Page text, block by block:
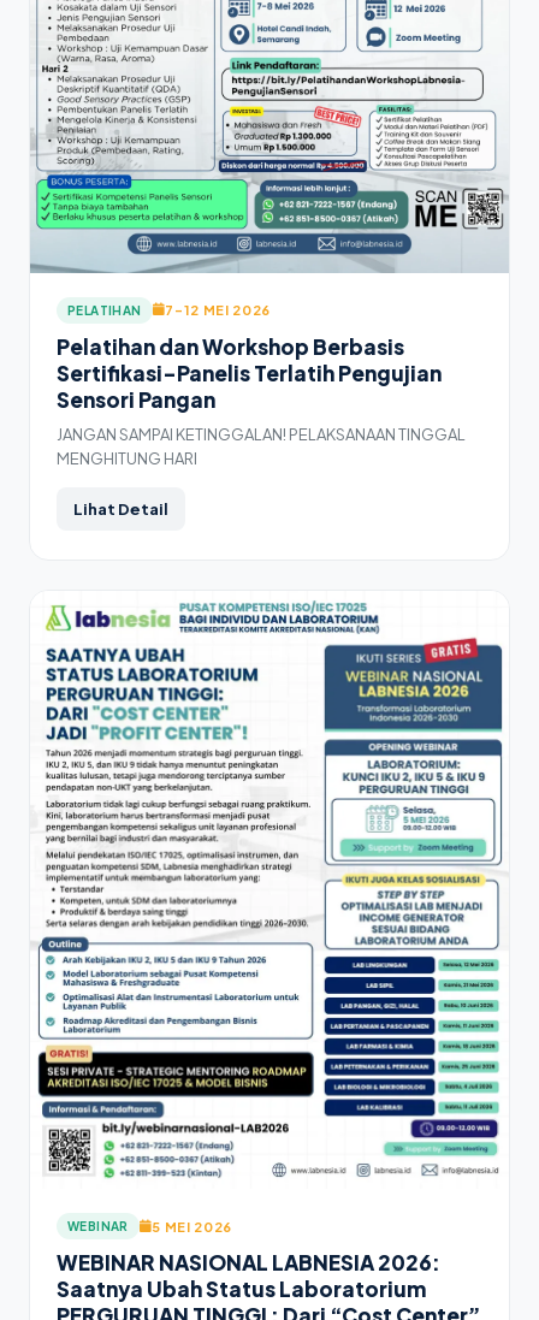
PELATIHAN 7–12 MEI 2026
Pelatihan dan Workshop Berbasis
Sertifikasi-Panelis Terlatih Pengujian
Sensori Pangan
JANGAN SAMPAI KETINGGALAN! PELAKSANAAN TINGGAL
MENGHITUNG HARI
Lihat Detail
WEBINAR 5 MEI 2026
WEBINAR NASIONAL LABNESIA 2026:
Saatnya Ubah Status Laboratorium